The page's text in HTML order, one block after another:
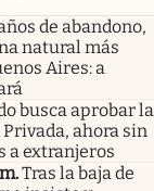
de abandono,
natural más
Aires: a
busca aprobar la
ahora sin
a extranjeros
Tras la baja de